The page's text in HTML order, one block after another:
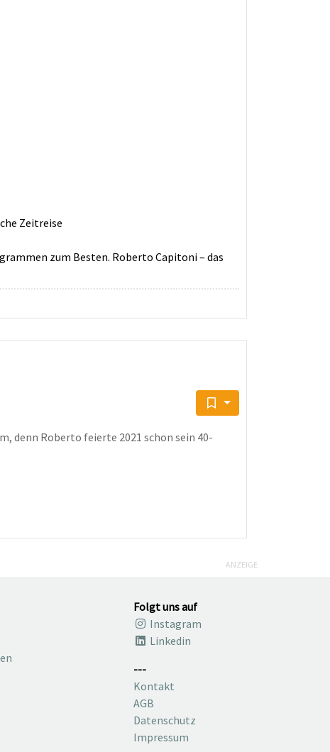
Zeitreise
zum Besten. Roberto Capitoni – das
denn Roberto feierte 2021 schon sein 40-
ANZEIGE
Folgt uns auf
Instagram
Linkedin
---
Kontakt
AGB
Datenschutz
Impressum